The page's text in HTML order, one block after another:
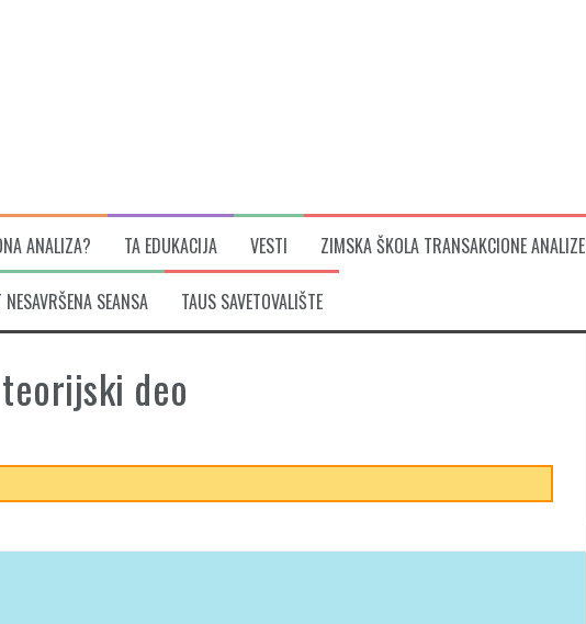
ANALIZA? TA EDUKACIJA VESTI ZIMSKA ŠKOLA TRANSAKCIONE ANALIZE
SEANSA TAUS SAVETOVALIŠTE
deo